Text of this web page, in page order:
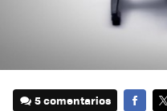
5 comentarios